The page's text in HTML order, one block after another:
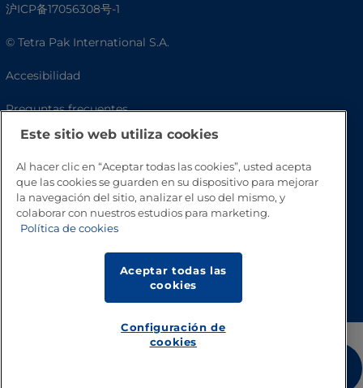
沪ICP备17056308号-1
© Tetra Pak International S.A.
Accesibilidad
Preguntas frecuentes
Este sitio web utiliza cookies
Al hacer clic en “Aceptar todas las cookies”, usted acepta
que las cookies se guarden en su dispositivo para mejorar
la navegación del sitio, analizar el uso del mismo, y
colaborar con nuestros estudios para marketing.
Política de cookies
Aceptar todas las
cookies
Configuración de
cookies